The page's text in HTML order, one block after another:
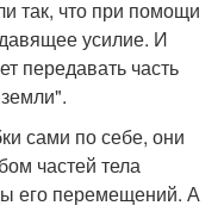
так, что при помощи
усилие. И
передавать часть
сами по себе, они
частей тела
его перемещений. А